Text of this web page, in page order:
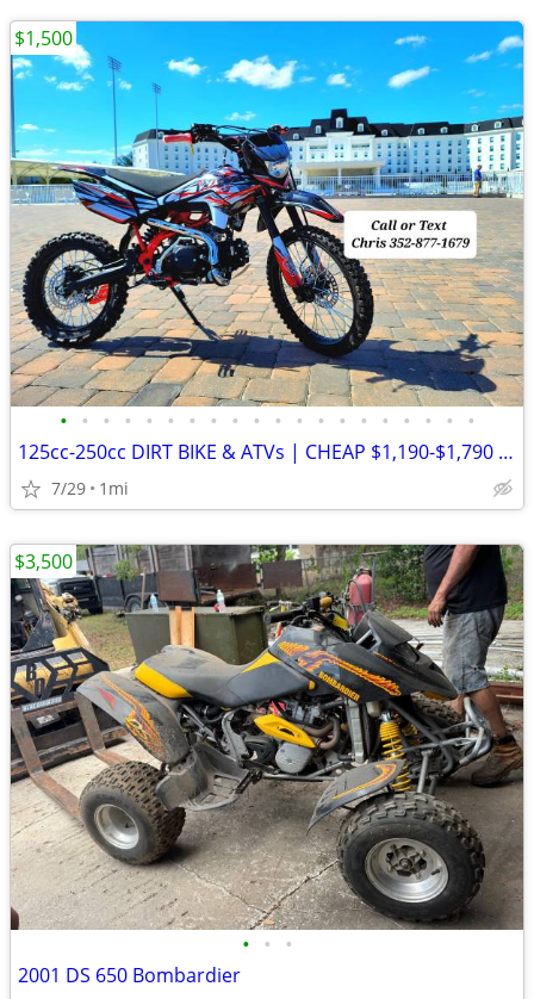
• • • • • • • • • • • • • • • • • • • •
125cc-250cc DIRT BIKE & ATVs | CHEAP $1,190-$1,790 Out The Door
7/29 1mi
$1,500
• • •
2001 DS 650 Bombardier
$3,500